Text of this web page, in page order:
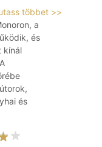
többet >>
a
és
kínál
és